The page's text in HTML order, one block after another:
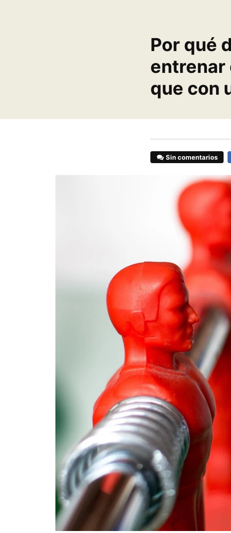
Por qué
entrenar
que con
Sin comentarios